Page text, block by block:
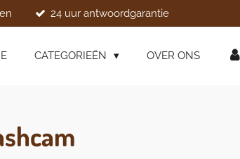
24 uur antwoordgarantie
CATEGORIEËN OVER ONS